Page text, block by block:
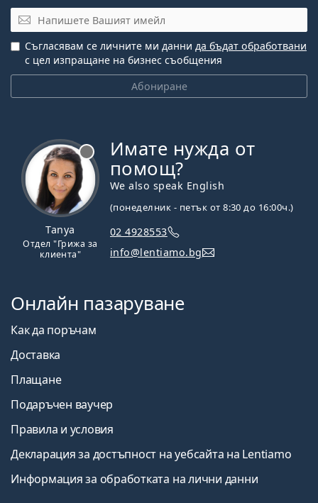
Имейл
Абониране
Съгласявам се личните ми данни да бъдат обработвани
с цел изпращане на бизнес съобщения
Tanya
Отдел "Грижа за
клиента"
Имате нужда от
помощ?
We also speak English
(понеделник - петък от 8:30 до 16:00ч.)
02 4928553
info@lentiamo.bg
Онлайн пазаруване
Как да поръчам
Доставка
Плащане
Подаръчен ваучер
Правила и условия
Декларация за достъпност на уебсайта на Lentiamo
Информация за обработката на лични данни